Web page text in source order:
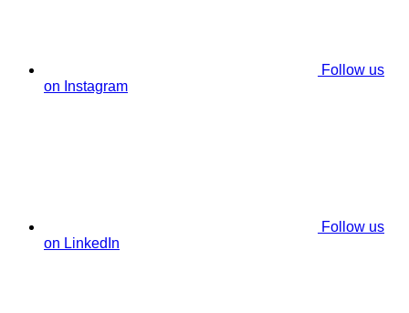
Follow us
on Instagram
Follow us
on LinkedIn